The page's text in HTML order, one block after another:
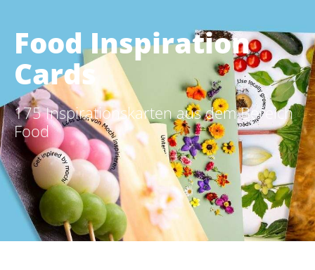
Food Inspiration
Cards
175 Inspirationskarten aus dem Bereich
Food